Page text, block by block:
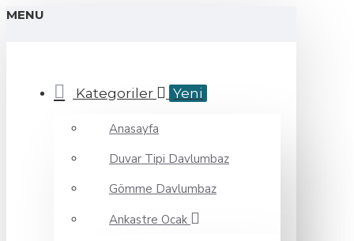
MENU
Kategoriler Yeni
Anasayfa
Duvar Tipi Davlumbaz
Gömme Davlumbaz
Ankastre Ocak